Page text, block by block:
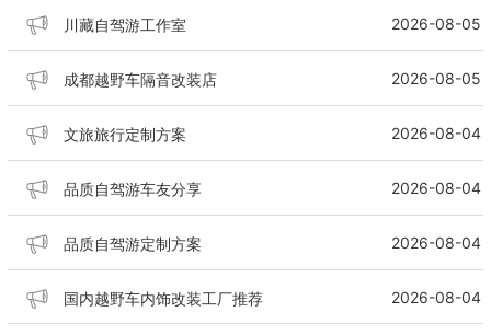
川藏自驾游工作室 2026-08-05
成都越野车隔音改装店 2026-08-05
文旅旅行定制方案 2026-08-04
品质自驾游车友分享 2026-08-04
品质自驾游定制方案 2026-08-04
国内越野车内饰改装工厂推荐 2026-08-04